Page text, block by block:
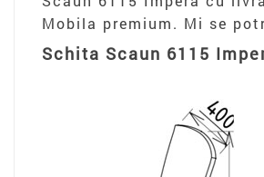
Mobila premium. Mi se
Schita Scaun 6115